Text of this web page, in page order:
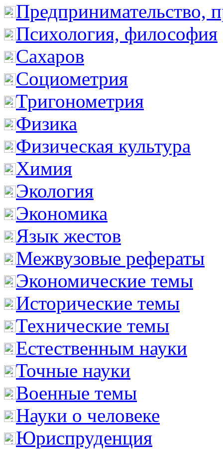
Предпринимательство,
Психология, философия
Сахаров
Социометрия
Тригонометрия
Физика
Физическая культура
Химия
Экология
Экономика
Язык жестов
Межвузовые рефераты
Экономические темы
Исторические темы
Технические темы
Естественным науки
Точные науки
Военные темы
Науки о человеке
Юриспруденция